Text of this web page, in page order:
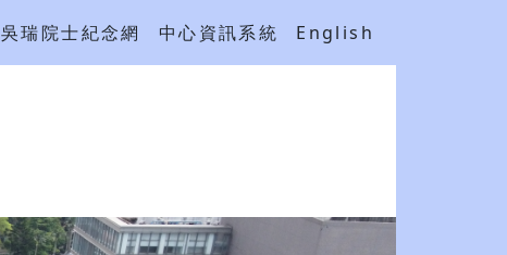
吳瑞院士紀念網 中心資訊系統 English